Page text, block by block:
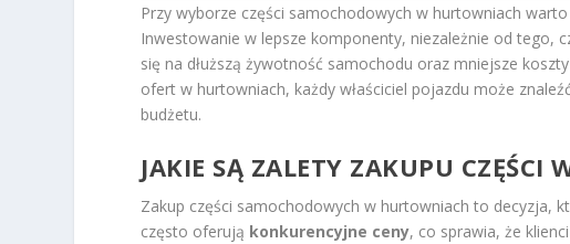
Przy wyborze części samochodowych w hurtowniach
Inwestowanie w lepsze komponenty, niezależnie od tego,
się na dłuższą żywotność samochodu oraz mniejsze
ofert w hurtowniach, każdy właściciel pojazdu może
budżetu.
JAKIE SĄ ZALETY ZAKUPU CZĘŚCI
Zakup części samochodowych w hurtowniach to decyzja,
często oferują konkurencyjne ceny, co sprawia, że